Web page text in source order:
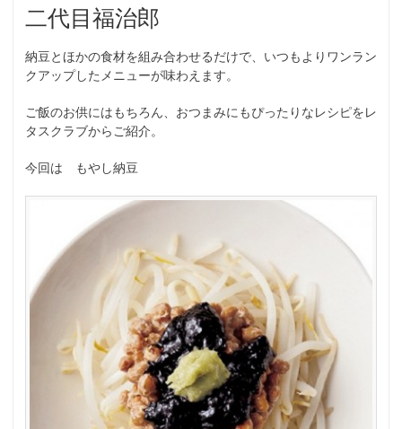
二代目福治郎
納豆とほかの食材を組み合わせるだけで、いつもよりワンラン
クアップしたメニューが味わえます。
ご飯のお供にはもちろん、おつまみにもぴったりなレシピをレ
タスクラブからご紹介。
今回は もやし納豆